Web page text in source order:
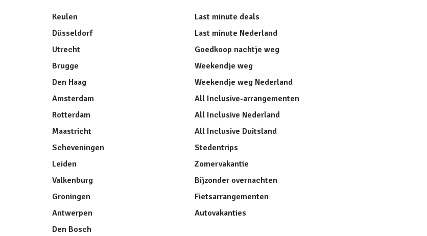
Keulen
Düsseldorf
Utrecht
Brugge
Den Haag
Amsterdam
Rotterdam
Maastricht
Scheveningen
Leiden
Valkenburg
Groningen
Antwerpen
Den Bosch
Last minute deals
Last minute Nederland
Goedkoop nachtje weg
Weekendje weg
Weekendje weg Nederland
All Inclusive-arrangementen
All Inclusive Nederland
All Inclusive Duitsland
Stedentrips
Zomervakantie
Bijzonder overnachten
Fietsarrangementen
Autovakanties